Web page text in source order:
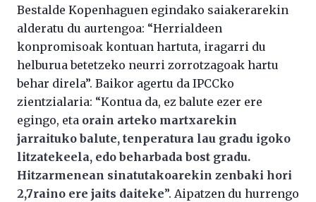
Bestalde Kopenhaguen egindako saiakerarekin
alderatu du aurtengoa: “Herrialdeen
konpromisoak kontuan hartuta, iragarri du
helburua betetzeko neurri zorrotzagoak hartu
behar direla”. Baikor agertu da IPCCko
zientzialaria: “Kontua da, ez balute ezer ere
egingo, eta orain arteko martxarekin
jarraituko balute, tenperatura lau gradu igoko
litzatekeela, edo beharbada bost gradu.
Hitzarmenean sinatutakoarekin zenbaki hori
2,7raino ere jaits daiteke”. Aipatzen du hurrengo